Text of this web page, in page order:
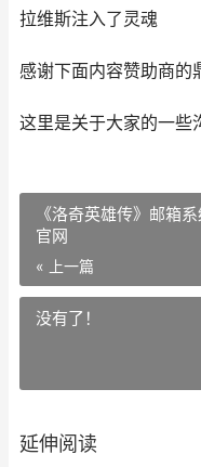
拉维斯注入了灵魂
感谢下面内容赞助商的
这里是关于大家的一些
《洛奇英雄传》邮箱
官网
« 上一篇
没有了！
延伸阅读